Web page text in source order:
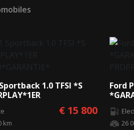
1.0 TFSI *S
km
€ 15 800
Ford
26